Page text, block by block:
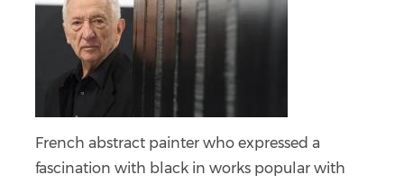
French abstract painter who expressed a
fascination with black in works popular with